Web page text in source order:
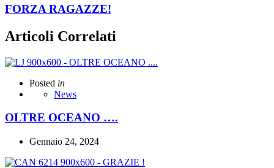
FORZA RAGAZZE!
Articoli Correlati
Posted in
News
OLTRE OCEANO ….
Gennaio 24, 2024